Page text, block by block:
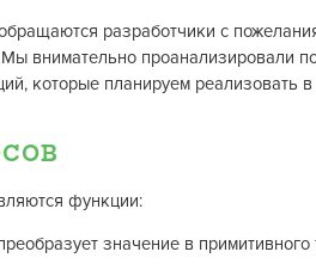
разработчики с
внимательно проанализировали
которые планируем реализовать
функции:
значение в